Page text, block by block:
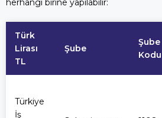
herhangi birine yapılabilir:
Türk
Lirası
TL
Şube
Şube
Kodu
Türkiye
İş